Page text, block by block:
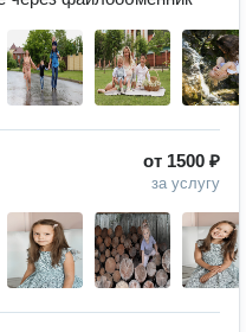
от 1500 ₽
за услугу